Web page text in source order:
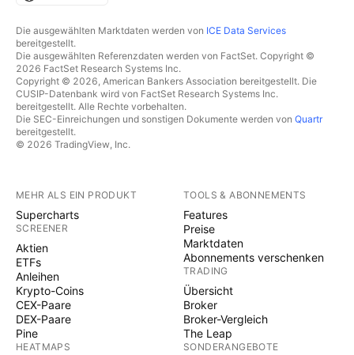
Die ausgewählten Marktdaten werden von ICE Data Services
bereitgestellt.
Die ausgewählten Referenzdaten werden von FactSet. Copyright ©
2026 FactSet Research Systems Inc.
Copyright © 2026, American Bankers Association bereitgestellt. Die
CUSIP-Datenbank wird von FactSet Research Systems Inc.
bereitgestellt. Alle Rechte vorbehalten.
Die SEC-Einreichungen und sonstigen Dokumente werden von Quartr
bereitgestellt.
© 2026 TradingView, Inc.
MEHR ALS EIN PRODUKT
Supercharts
SCREENER
Aktien
ETFs
Anleihen
Krypto-Coins
CEX-Paare
DEX-Paare
Pine
HEATMAPS
TOOLS & ABONNEMENTS
Features
Preise
Marktdaten
Abonnements verschenken
TRADING
Übersicht
Broker
Broker-Vergleich
The Leap
SONDERANGEBOTE